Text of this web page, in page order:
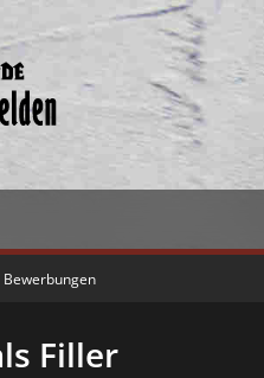
Bewerbungen
Filler